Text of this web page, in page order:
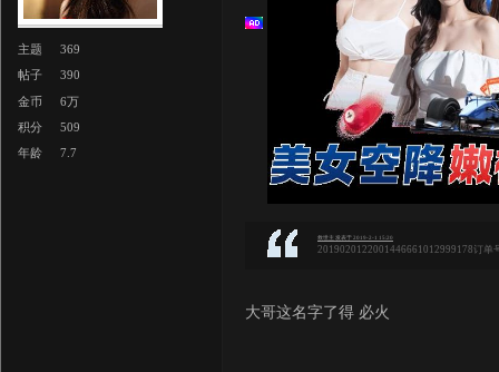
主题
369
帖子
390
金币
6万
积分
509
年龄
7.7
救世主 发表于 2019-2-1 15:20
2019020122001446661012999178订单
大哥这名字了得 必火